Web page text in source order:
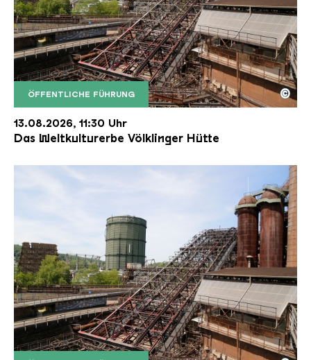
ÖFFENTLICHE FÜHRUNG
Der Erzschrägaufzug der Völklinger Hütte mit
Copyright: Weltkulturerbe Völklinger Hütte | Karl
©
13.08.2026, 11:30 Uhr
Das Weltkulturerbe Völklinger Hütte